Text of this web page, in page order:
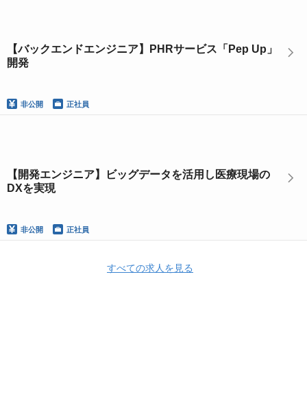
【バックエンドエンジニア】PHRサービス「Pep Up」
開発
非公開 正社員
【開発エンジニア】ビッグデータを活用し医療現場の
DXを実現
非公開 正社員
すべての求人を見る